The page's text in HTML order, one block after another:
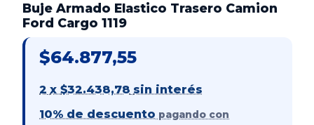
Buje Armado Elastico Trasero Camion
Ford Cargo 1119
$64.877,55
2 x $32.438,78 sin interés
10% de descuento pagando con